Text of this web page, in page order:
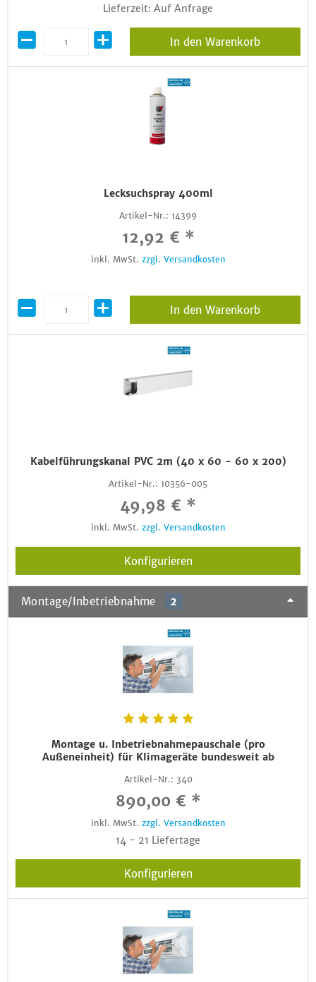
Lieferzeit: Auf Anfrage
In den Warenkorb
Lecksuchspray 400ml
Artikel-Nr.: 14399
12,92 € *
inkl. MwSt. zzgl. Versandkosten
In den Warenkorb
Kabelführungskanal PVC 2m (40 x 60 - 60 x 200)
Artikel-Nr.: 10356-005
49,98 € *
inkl. MwSt. zzgl. Versandkosten
Konfigurieren
Montage/Inbetriebnahme 2
Montage u. Inbetriebnahmepauschale (pro
Außeneinheit) für Klimageräte bundesweit ab
Artikel-Nr.: 340
890,00 € *
inkl. MwSt. zzgl. Versandkosten
14 - 21 Liefertage
Konfigurieren